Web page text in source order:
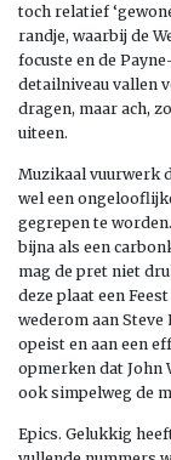
toch relatief
randje, waarbij de
focuste en de
detailniveau vallen
dragen, maar ach,
uiteen.
Muzikaal vuurwerk
wel een
gegrepen te
bijna als een
mag de pret niet
deze plaat een
wederom aan
opeist en aan een
opmerken dat John
ook simpelweg de
Epics. Gelukkig